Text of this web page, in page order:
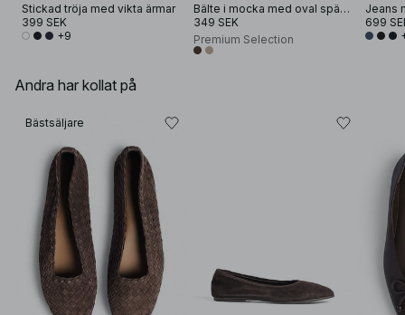
Stickad tröja med vikta ärmar
399 SEK
+9
Bälte i mocka med oval spänne
349 SEK
Premium Selection
Jeans
699
Andra har kollat på
Bästsäljare